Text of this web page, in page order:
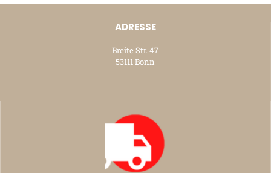
ADRESSE
Breite Str. 47
53111 Bonn